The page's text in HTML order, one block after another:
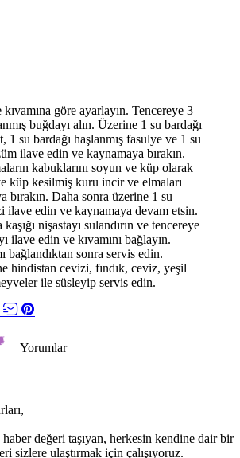
kıvamına göre ayarlayın. Tencereye 3
buğdayı alın. Üzerine 1 su bardağı
1 su bardağı haşlanmış fasulye ve 1 su
ilave edin ve kaynamaya bırakın.
kabuklarını soyun ve küp olarak
küp kesilmiş kuru incir ve elmaları
bırakın. Daha sonra üzerine 1 su
ilave edin ve kaynamaya devam etsin.
nişastayı sulandırın ve tencereye
ilave edin ve kıvamını bağlayın.
bağlandıktan sonra servis edin.
hindistan cevizi, fındık, ceviz, yeşil
ile süsleyip servis edin.
Yorumlar
değeri taşıyan, herkesin kendine dair bir
sizlere ulaştırmak için çalışıyoruz.